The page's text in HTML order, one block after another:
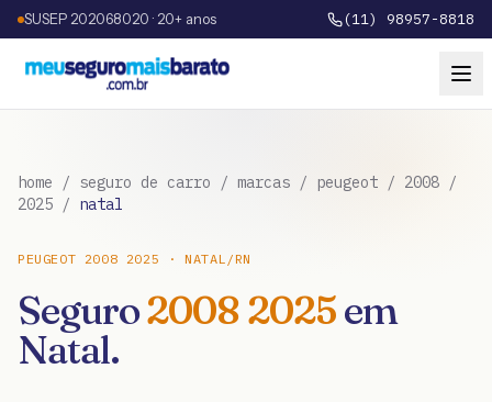
SUSEP 202068020 · 20+ anos (11) 98957-8818
home / seguro de carro / marcas / peugeot / 2008 /
2025 / natal
PEUGEOT 2008 2025 ·NATAL /RN
Seguro20082025em
Natal.